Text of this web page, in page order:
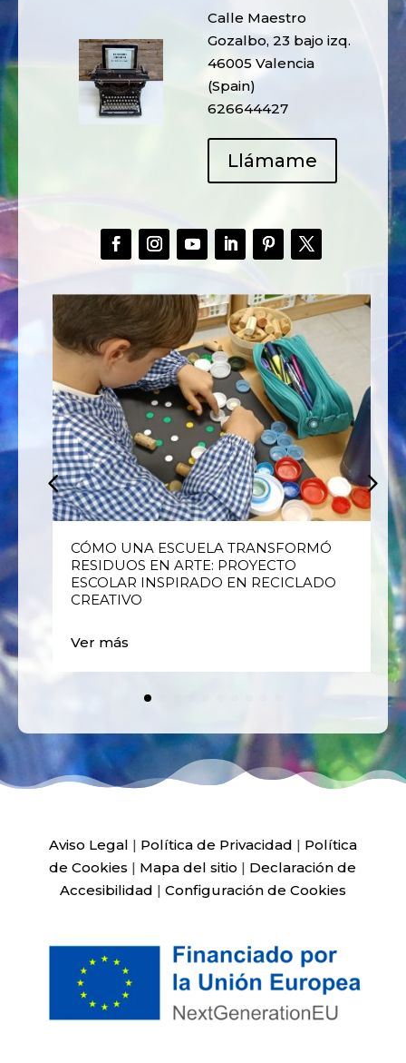
Calle Maestro
Gozalbo, 23 bajo izq.
46005 Valencia
(Spain)
626644427
Llámame
CÓMO UNA ESCUELA TRANSFORMÓ
RESIDUOS EN ARTE: PROYECTO
ESCOLAR INSPIRADO EN RECICLADO
CREATIVO
Ver más
Aviso Legal | Política de Privacidad | Política
de Cookies | Mapa del sitio | Declaración de
Accesibilidad | Configuración de Cookies